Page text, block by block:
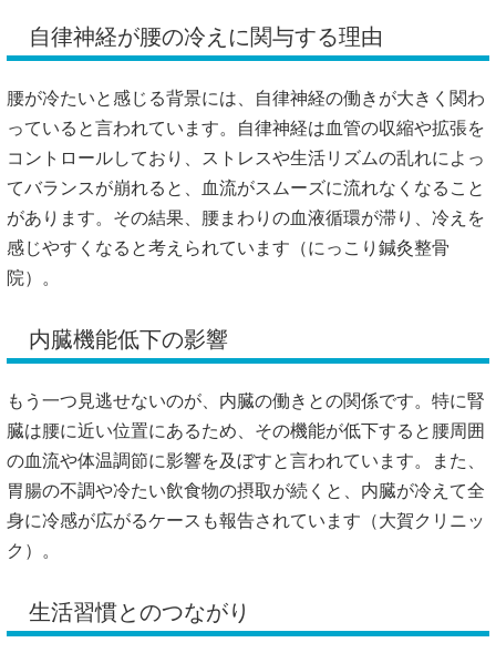
自律神経が腰の冷えに関与する理由
腰が冷たいと感じる背景には、自律神経の働きが大きく関わ
っていると言われています。自律神経は血管の収縮や拡張を
コントロールしており、ストレスや生活リズムの乱れによっ
てバランスが崩れると、血流がスムーズに流れなくなること
があります。その結果、腰まわりの血液循環が滞り、冷えを
感じやすくなると考えられています（にっこり鍼灸整骨
院）。
内臓機能低下の影響
もう一つ見逃せないのが、内臓の働きとの関係です。特に腎
臓は腰に近い位置にあるため、その機能が低下すると腰周囲
の血流や体温調節に影響を及ぼすと言われています。また、
胃腸の不調や冷たい飲食物の摂取が続くと、内臓が冷えて全
身に冷感が広がるケースも報告されています（大賀クリニッ
ク ）。
生活習慣とのつながり